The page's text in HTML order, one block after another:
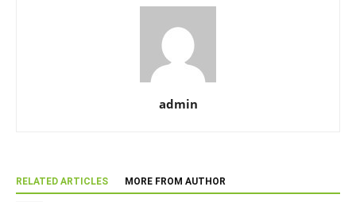
admin
RELATED ARTICLES MORE FROM AUTHOR